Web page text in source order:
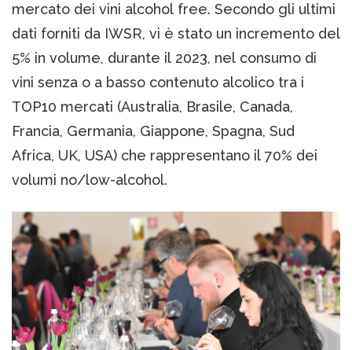
mercato dei vini alcohol free. Secondo gli ultimi
dati forniti da IWSR, vi è stato un incremento del
5% in volume, durante il 2023, nel consumo di
vini senza o a basso contenuto alcolico tra i
TOP10 mercati (Australia, Brasile, Canada,
Francia, Germania, Giappone, Spagna, Sud
Africa, UK, USA) che rappresentano il 70% dei
volumi no/low-alcohol.